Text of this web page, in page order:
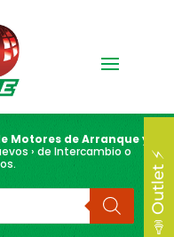
Motores de Arranque y
› de Intercambio o
📣 Outlet ⚡